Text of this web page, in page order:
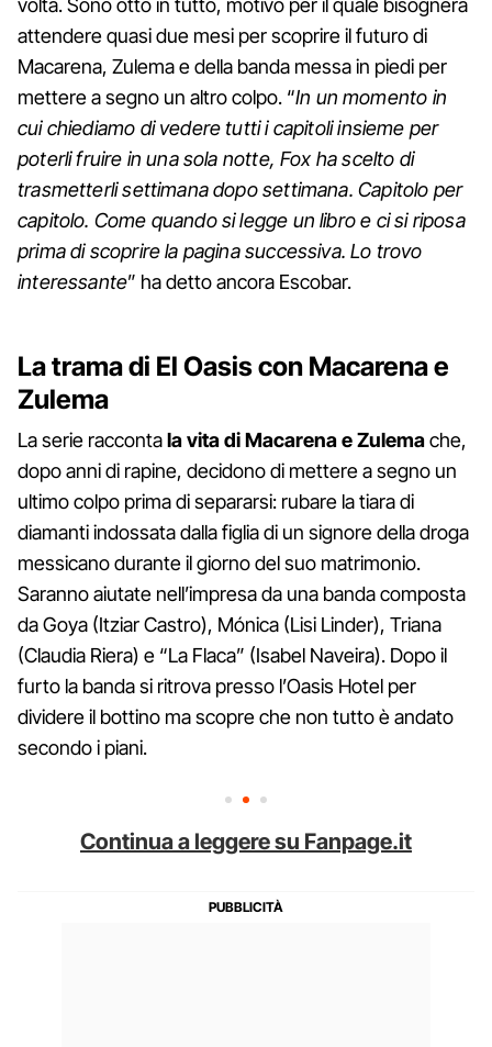
volta. Sono otto in tutto, motivo per il quale bisognerà
attendere quasi due mesi per scoprire il futuro di
Macarena, Zulema e della banda messa in piedi per
mettere a segno un altro colpo. “In un momento in
cui chiediamo di vedere tutti i capitoli insieme per
poterli fruire in una sola notte, Fox ha scelto di
trasmetterli settimana dopo settimana. Capitolo per
capitolo. Come quando si legge un libro e ci si riposa
prima di scoprire la pagina successiva. Lo trovo
interessante” ha detto ancora Escobar.
La trama di El Oasis con Macarena e
Zulema
La serie raccontala vita di Macarena e Zulemache,
dopo anni di rapine, decidono di mettere a segno un
ultimo colpo prima di separarsi: rubare la tiara di
diamanti indossata dalla figlia di un signore della droga
messicano durante il giorno del suo matrimonio.
Saranno aiutate nell’impresa da una banda composta
da Goya (Itziar Castro), Mónica (Lisi Linder), Triana
(Claudia Riera) e “La Flaca” (Isabel Naveira). Dopo il
furto la banda si ritrova presso l’Oasis Hotel per
dividere il bottino ma scopre che non tutto è andato
secondo i piani.
Continua a leggere su Fanpage.it